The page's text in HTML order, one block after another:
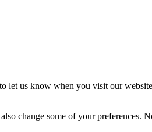
let us know when you visit our
change some of your